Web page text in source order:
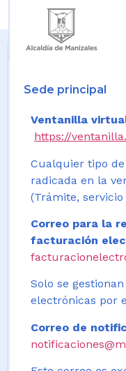
Sede principal
Ventanilla
https://
Cualquier tipo
radicada en la
(Trámite, servicio
Correo para la
facturación
Solo se
electrónicas por
Correo de